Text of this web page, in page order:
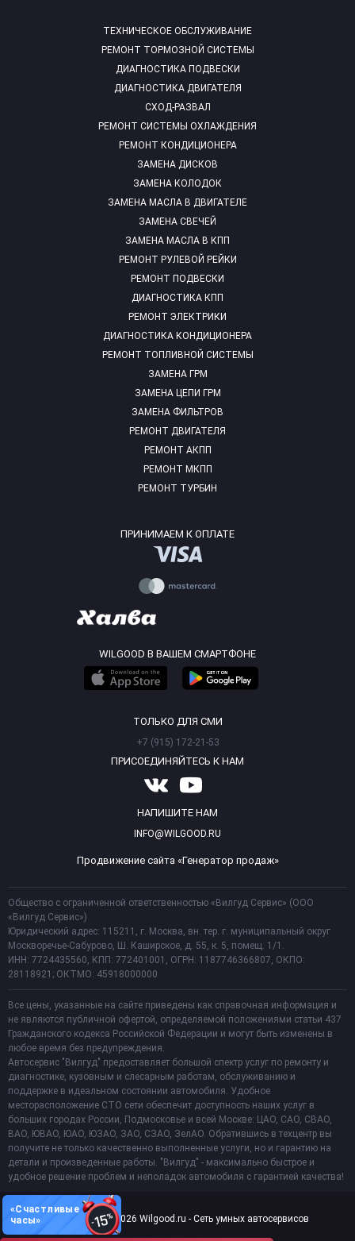
ТЕХНИЧЕСКОЕ ОБСЛУЖИВАНИЕ
РЕМОНТ ТОРМОЗНОЙ СИСТЕМЫ
ДИАГНОСТИКА ПОДВЕСКИ
ДИАГНОСТИКА ДВИГАТЕЛЯ
СХОД-РАЗВАЛ
РЕМОНТ СИСТЕМЫ ОХЛАЖДЕНИЯ
РЕМОНТ КОНДИЦИОНЕРА
ЗАМЕНА ДИСКОВ
ЗАМЕНА КОЛОДОК
ЗАМЕНА МАСЛА В ДВИГАТЕЛЕ
ЗАМЕНА СВЕЧЕЙ
ЗАМЕНА МАСЛА В КПП
РЕМОНТ РУЛЕВОЙ РЕЙКИ
РЕМОНТ ПОДВЕСКИ
ДИАГНОСТИКА КПП
РЕМОНТ ЭЛЕКТРИКИ
ДИАГНОСТИКА КОНДИЦИОНЕРА
РЕМОНТ ТОПЛИВНОЙ СИСТЕМЫ
ЗАМЕНА ГРМ
ЗАМЕНА ЦЕПИ ГРМ
ЗАМЕНА ФИЛЬТРОВ
РЕМОНТ ДВИГАТЕЛЯ
РЕМОНТ АКПП
РЕМОНТ МКПП
РЕМОНТ ТУРБИН
ПРИНИМАЕМ К ОПЛАТЕ
WILGOOD В ВАШЕМ СМАРТФОНЕ
ТОЛЬКО ДЛЯ СМИ
+7 (915) 172-21-53
ПРИСОЕДИНЯЙТЕСЬ К НАМ
НАПИШИТЕ НАМ
INFO@WILGOOD.RU
Продвижение сайта «Генератор продаж»
Общество с ограниченной ответственностью «Вилгуд Сервис» (ООО
«Вилгуд Сервис»)
Юридический адрес: 115211, г. Москва, вн. тер. г. муниципальный округ
Москворечье-Сабурово, Ш. Каширское, д. 55, к. 5, помещ. 1/1.
ИНН: 7724435560, КПП: 772401001, ОГРН: 1187746366807, ОКПО:
28118921; ОКТМО: 45918000000
Все цены, указанные на сайте приведены как справочная информация и
не являются публичной офертой, определяемой положениями статьи 437
Гражданского кодекса Российской Федерации и могут быть изменены в
любое время без предупреждения.
Автосервис "Вилгуд" предоставляет большой спектр услуг по ремонту и
диагностике, кузовным и слесарным работам, обслуживанию и
поддержке в идеальном состоянии автомобиля. Удобное
месторасположение СТО сети обеспечит доступность наших услуг в
больших городах России, Подмосковье и всей Москве: ЦАО, САО, СВАО,
ВАО, ЮВАО, ЮАО, ЮЗАО, ЗАО, СЗАО, ЗелАО. Обратившись в техцентр вы
получите не только качественно выполненные услуги, но и гарантию на
детали и произведенные работы. "Вилгуд" - максимально быстрое и
удобное решение проблем и неполадок автомобиля с гарантией качества!
Copyright 2011-2026 Wilgood.ru - Сеть умных автосервисов
«Счастливые
часы»